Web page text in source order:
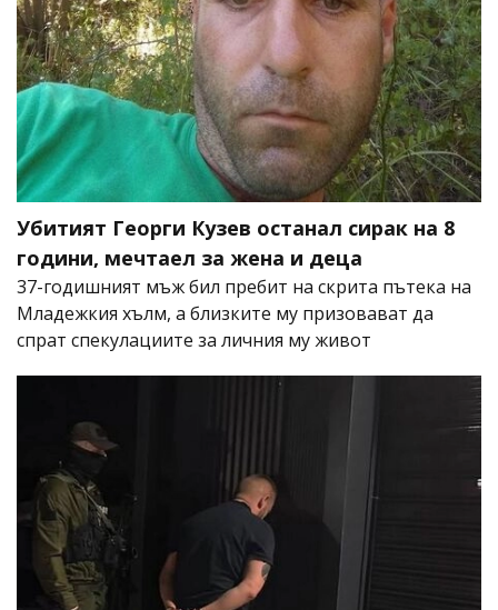
Убитият Георги Кузев останал сирак на 8
години, мечтаел за жена и деца
37-годишният мъж бил пребит на скрита пътека на
Младежкия хълм, а близките му призовават да
спрат спекулациите за личния му живот